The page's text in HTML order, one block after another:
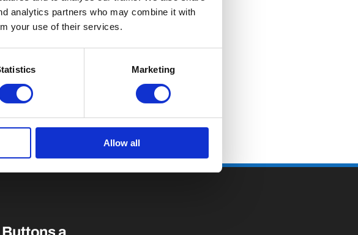
analytics partners who may combine it with
your use of their services.
Marketing
Allow all